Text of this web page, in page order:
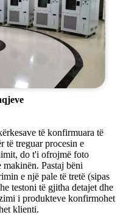
të konfirmuara të
të treguar procesin e
do t'i ofrojmë foto
Pastaj bëni
e një pale të tretë (sipas
testoni të gjitha detajet dhe
i produkteve konfirmohet
klienti.